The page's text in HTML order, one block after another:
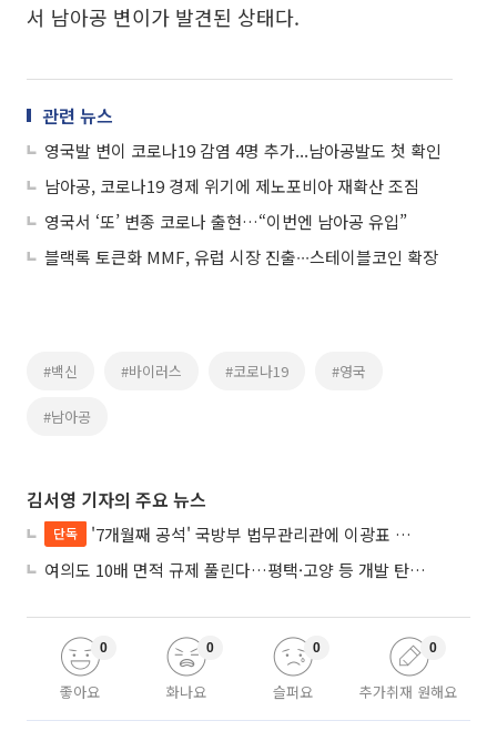
서 남아공 변이가 발견된 상태다.
관련 뉴스
영국발 변이 코로나19 감염 4명 추가...남아공발도 첫 확인
남아공, 코로나19 경제 위기에 제노포비아 재확산 조짐
영국서 ‘또’ 변종 코로나 출현…“이번엔 남아공 유입”
블랙록 토큰화 MMF, 유럽 시장 진출∙∙∙스테이블코인 확장
#백신 #바이러스 #코로나19 #영국
#남아공
김서영 기자의 주요 뉴스
단독
'7개월째 공석' 국방부 법무관리관에 이광표 변호사 내정
여의도 10배 면적 규제 풀린다…평택·고양 등 개발 탄력 기대
좋아요
0
화나요
0
슬퍼요
0
추가취재 원해요
0